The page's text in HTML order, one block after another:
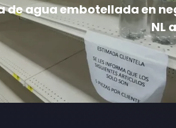
de agua embotellada en
NL